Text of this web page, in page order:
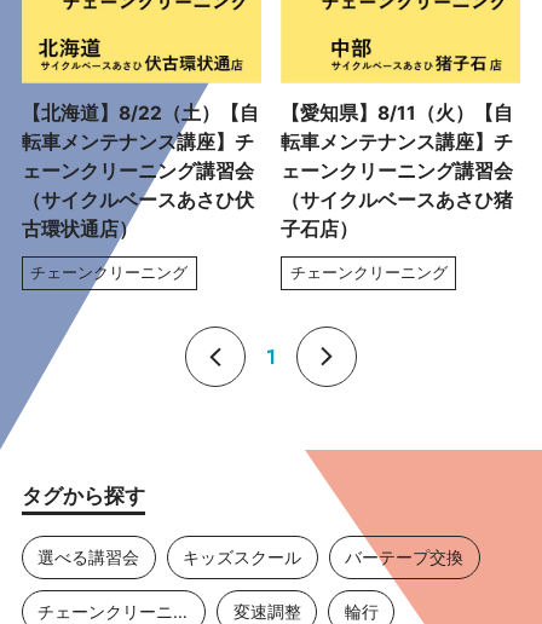
【北海道】8/22（土）【自
転車メンテナンス講座】チ
ェーンクリーニング講習会
（サイクルベースあさひ伏
古環状通店）
チェーンクリーニング
【愛知県】8/11（火）【自
転車メンテナンス講座】チ
ェーンクリーニング講習会
（サイクルベースあさひ猪
子石店）
チェーンクリーニング
1
タグから探す
選べる講習会 キッズスクール バーテープ交換
チェーンクリーニング 変速調整 輪行